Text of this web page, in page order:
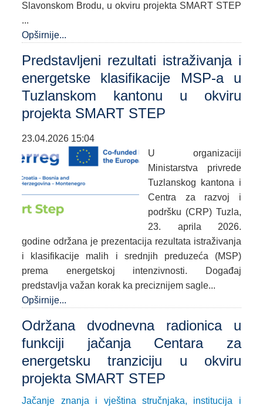
Slavonskom Brodu, u okviru projekta SMART STEP
...
Opširnije...
Predstavljeni rezultati istraživanja i
energetske klasifikacije MSP-a u
Tuzlanskom kantonu u okviru
projekta SMART STEP
23.04.2026 15:04
U organizaciji
Ministarstva privrede
Tuzlanskog kantona i
Centra za razvoj i
podršku (CRP) Tuzla,
23. aprila 2026.
godine održana je prezentacija rezultata istraživanja
i klasifikacije malih i srednjih preduzeća (MSP)
prema energetskoj intenzivnosti. Događaj
predstavlja važan korak ka preciznijem sagle...
Opširnije...
Održana dvodnevna radionica u
funkciji jačanja Centara za
energetsku tranziciju u okviru
projekta SMART STEP
Jačanje znanja i vještina stručnjaka, institucija i